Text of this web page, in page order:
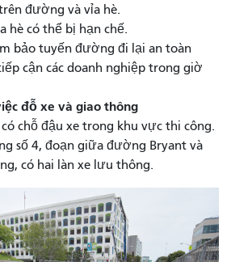
đường và vỉa hè.
hè có thể bị hạn chế.
bảo tuyến đường đi lại an toàn
cận các doanh nghiệp trong giờ
đỗ xe và giao thông
chỗ đậu xe trong khu vực thi công.
số 4, đoạn giữa đường Bryant và
có hai làn xe lưu thông.